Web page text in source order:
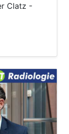
Clatz -